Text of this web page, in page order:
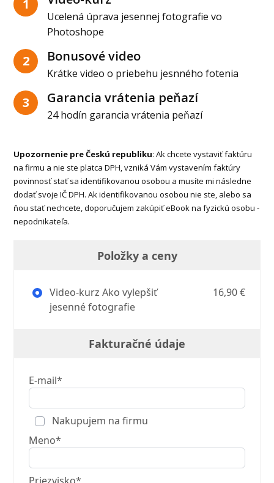
1
Ucelená úprava jesennej fotografie vo
Photoshope
2 Bonusové video
Krátke video o priebehu jesnného fotenia
3 Garancia vrátenia peňazí
24 hodín garancia vrátenia peňazí
Upozornenie pre Českú republiku: Ak chcete vystaviť faktúru
na firmu a nie ste platca DPH, vzniká Vám vystavením faktúry
povinnosť stať sa identifikovanou osobou a musíte mi následne
dodať svoje IČ DPH. Ak identifikovanou osobou nie ste, alebo sa
ňou stať nechcete, doporučujem zakúpiť eBook na fyzickú osobu -
nepodnikateľa.
Položky a ceny
Video-kurz Ako vylepšiť
jesenné fotografie
16,90 €
Fakturačné údaje
E-mail*
Nakupujem na firmu
Meno*